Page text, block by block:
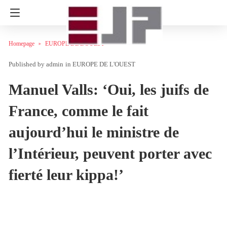
Homepage EUROPE DE L'OUEST
admin in EUROPE DE L'OUEST
Manuel Valls: ‘Oui, les juifs de
France, comme le fait
aujourd’hui le ministre de
l’Intérieur, peuvent porter avec
fierté leur kippa!’